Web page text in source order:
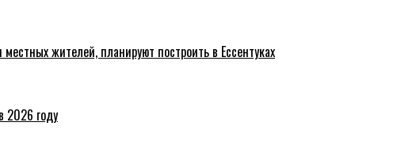
жителей, планируют построить в Ессентуках
2026 году